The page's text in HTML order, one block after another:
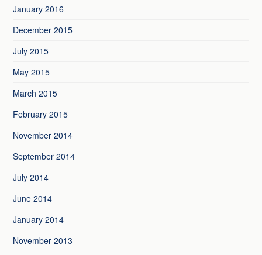
January 2016
December 2015
July 2015
May 2015
March 2015
February 2015
November 2014
September 2014
July 2014
June 2014
January 2014
November 2013